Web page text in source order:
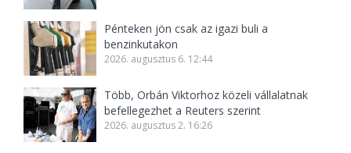
Pénteken jön csak az igazi buli a
benzinkutakon
2026. augusztus 6. 12:44
Több, Orbán Viktorhoz közeli vállalatnak
befellegezhet a Reuters szerint
2026. augusztus 2. 16:26